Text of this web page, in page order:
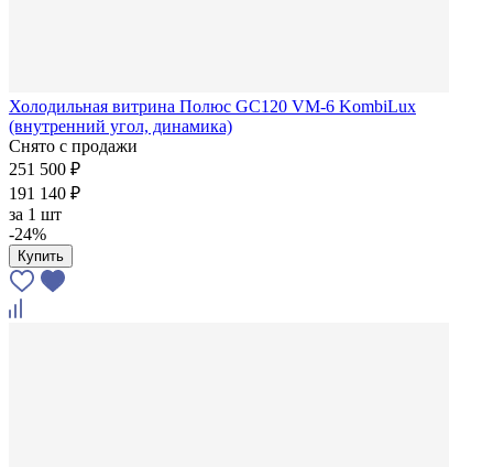
Холодильная витрина Полюс GC120 VM-6 KombiLux
(внутренний угол, динамика)
Снято с продажи
251 500 ₽
191 140 ₽
за 1 шт
-24%
Купить